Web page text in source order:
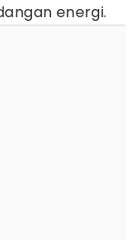
energi.